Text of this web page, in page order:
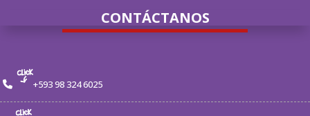
CONTÁCTANOS
+593 98 324 6025